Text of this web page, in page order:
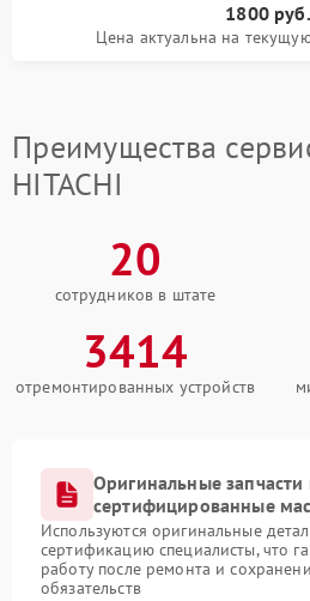
1800 руб.
Цена актуальна на
Преимущества
HITACHI
20
сотрудников в штате
3414
отремонтированных устройств
Оригинальные запчасти
сертифицированные
Используются оригинальные
сертификацию специалисты, что
работу после ремонта и
обязательств